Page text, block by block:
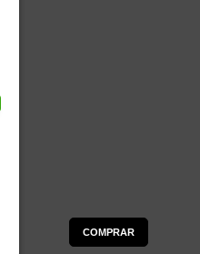
COMPRAR